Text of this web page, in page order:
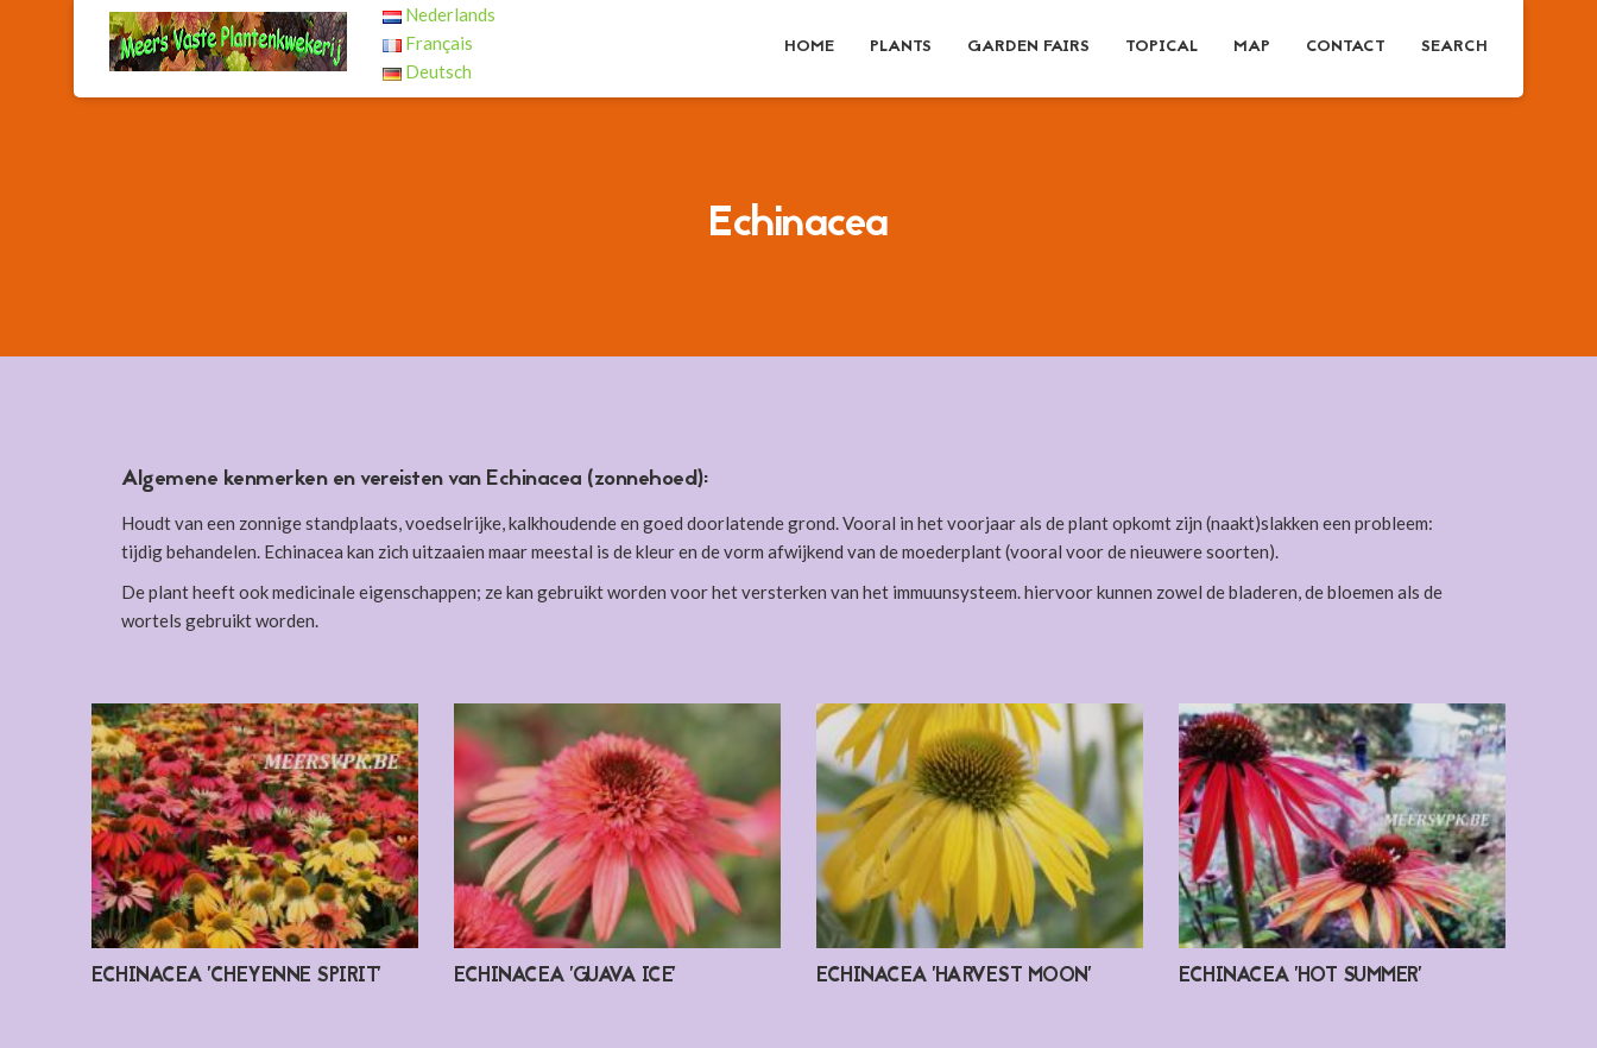
Nederlands
Français
Deutsch
HOME PLANTS GARDEN FAIRS TOPICAL MAP CONTACT SEARCH
Echinacea
Algemene kenmerken en vereisten van Echinacea (zonnehoed):
Houdt van een zonnige standplaats, voedselrijke, kalkhoudende en goed doorlatende grond. Vooral in het voorjaar als de plant opkomt zijn (naakt)slakken een probleem:
tijdig behandelen. Echinacea kan zich uitzaaien maar meestal is de kleur en de vorm afwijkend van de moederplant (vooral voor de nieuwere soorten).
De plant heeft ook medicinale eigenschappen; ze kan gebruikt worden voor het versterken van het immuunsysteem. hiervoor kunnen zowel de bladeren, de bloemen als de
wortels gebruikt worden.
ECHINACEA 'CHEYENNE SPIRIT' ECHINACEA 'GUAVA ICE' ECHINACEA 'HARVEST MOON' ECHINACEA 'HOT SUMMER'